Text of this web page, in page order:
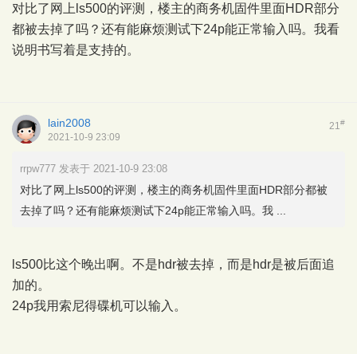
对比了网上ls500的评测，楼主的商务机固件里面HDR部分
都被去掉了吗？还有能麻烦测试下24p能正常输入吗。我看
说明书写着是支持的。
21#
lain2008
2021-10-9 23:09
rrpw777 发表于 2021-10-9 23:08
对比了网上ls500的评测，楼主的商务机固件里面HDR部分都被
去掉了吗？还有能麻烦测试下24p能正常输入吗。我 ...
ls500比这个晚出啊。不是hdr被去掉，而是hdr是被后面追
加的。
24p我用索尼得碟机可以输入。